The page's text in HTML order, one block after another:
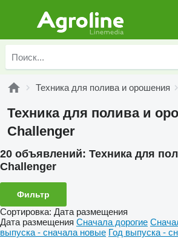
Техника для полива и орошения
Техника для полива и
Challenger
20 объявлений: Техника для
Challenger
Фильтр
Сортировка: Дата размещения
Дата размещения Сначала дорогие
выпуска - сначала новые Год выпуска -